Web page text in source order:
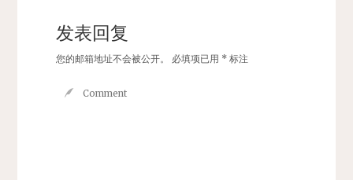
发表回复
您的邮箱地址不会被公开。 必填项已用 *标注